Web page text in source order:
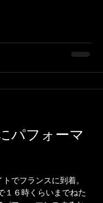
パフォーマ
でフランスに到着。
１６時くらいまでねた